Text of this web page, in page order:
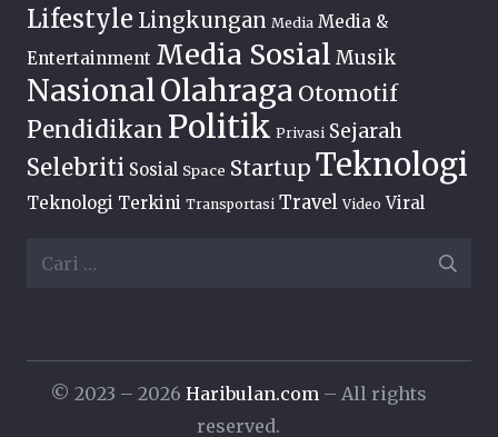
Lifestyle Lingkungan Media Media &
Entertainment Media Sosial Musik
NasionalOlahraga Otomotif
Pendidikan Politik Privasi Sejarah
Selebriti Sosial Space Startup Teknologi
Teknologi Terkini Transportasi Travel Video Viral
Cari
© 2023 – 2026 Haribulan.com – All rights
reserved.